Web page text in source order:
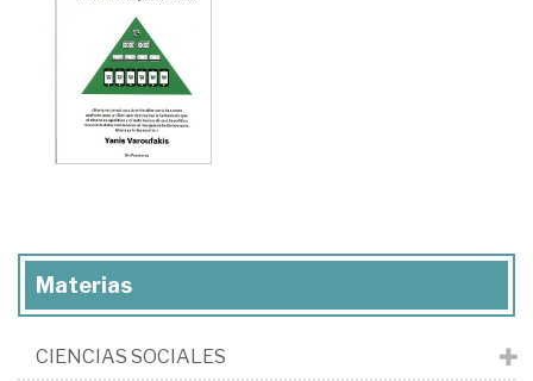
Materias
CIENCIAS SOCIALES